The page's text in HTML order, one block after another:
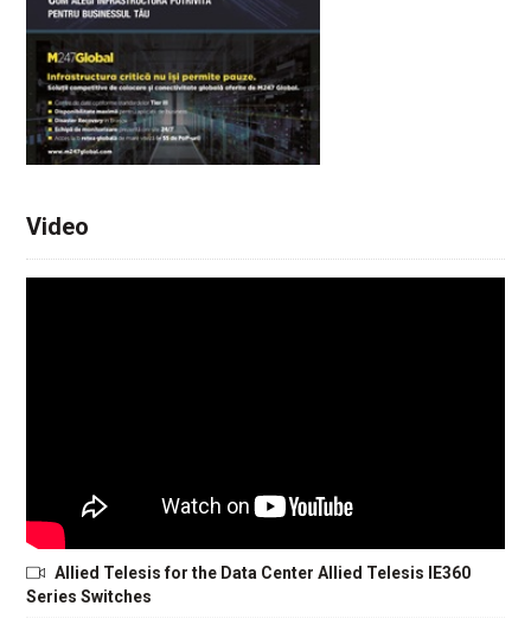
Video
Allied Telesis for the Data Center Allied Telesis IE360
Series Switches